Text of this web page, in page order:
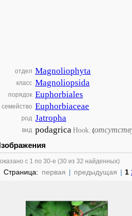
отдел Magnoliophyta
класс Magnoliopsida
порядок Euphorbiales
семейство Euphorbiaceae
род Jatropha
вид podagricaHook. (
с 1 по 30-е (30 из 32 найденных)
Страница: первая | предыдущая | 1